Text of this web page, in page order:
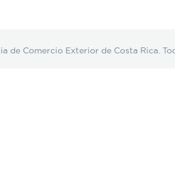
de Comercio Exterior de Costa Rica.